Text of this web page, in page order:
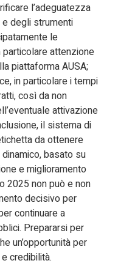
l’adeguatezza
degli strumenti
le
attenzione
piattaforma AUSA;
in particolare i tempi
così da non
attivazione
il sistema di
da ottenere
basato su
e miglioramento
2025 non può e non
decisivo per
continuare a
Prepararsi per
un’opportunità per
credibilità.